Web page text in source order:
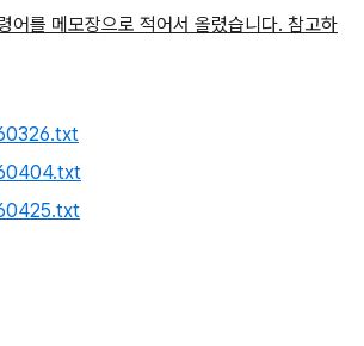
어를 메모장으로 적어서 올렸습니다. 참고하